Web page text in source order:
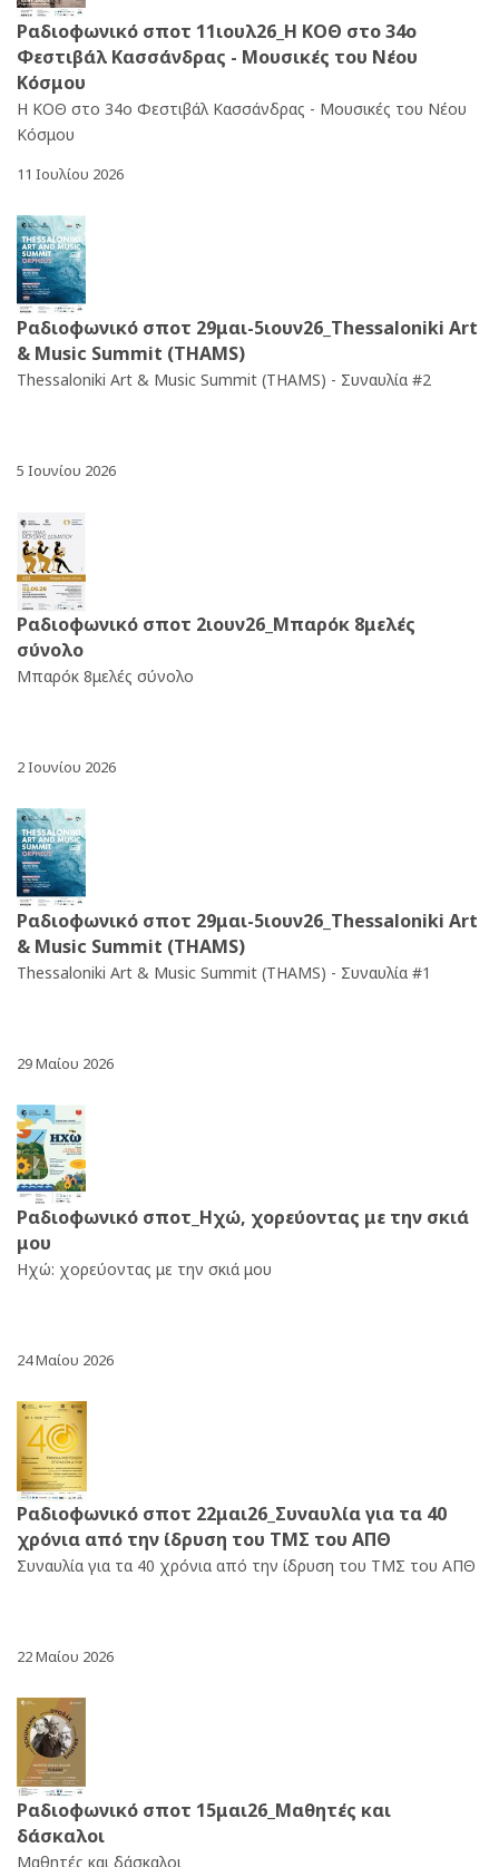
Ραδιοφωνικό σποτ 11ιουλ26_Η ΚΟΘ στο 34o
Φεστιβάλ Κασσάνδρας - Μουσικές του Νέου
Κόσμου
Η ΚΟΘ στο 34o Φεστιβάλ Κασσάνδρας - Μουσικές του Νέου
Κόσμου
11 Ιουλίου 2026
Ραδιοφωνικό σποτ 29μαι-5ιουν26_Thessaloniki Art
& Music Summit (THAMS)
Thessaloniki Art & Music Summit (THAMS) - Συναυλία #2
5 Ιουνίου 2026
Ραδιοφωνικό σποτ 2ιουν26_Μπαρόκ 8μελές
σύνολο
Μπαρόκ 8μελές σύνολο
2 Ιουνίου 2026
Ραδιοφωνικό σποτ 29μαι-5ιουν26_Thessaloniki Art
& Music Summit (THAMS)
Thessaloniki Art & Music Summit (THAMS) - Συναυλία #1
29 Μαίου 2026
Ραδιοφωνικό σποτ_Ηχώ, χορεύοντας με την σκιά
μου
Ηχώ: χορεύοντας με την σκιά μου
24 Μαίου 2026
Ραδιοφωνικό σποτ 22μαι26_Συναυλία για τα 40
χρόνια από την ίδρυση του ΤΜΣ του ΑΠΘ
Συναυλία για τα 40 χρόνια από την ίδρυση του ΤΜΣ του ΑΠΘ
22 Μαίου 2026
Ραδιοφωνικό σποτ 15μαι26_Μαθητές και
δάσκαλοι
Μαθητές και δάσκαλοι